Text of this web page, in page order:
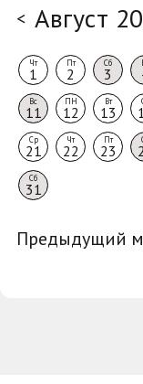
< Август
Чт
1
Пт
2
Сб
3
Вс
11
ПН
12
Вт
13
Ср
21
Чт
22
Пт
23
Сб
31
Предыдущий